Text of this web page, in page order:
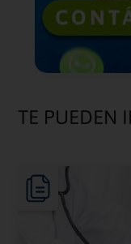
TE PUEDEN